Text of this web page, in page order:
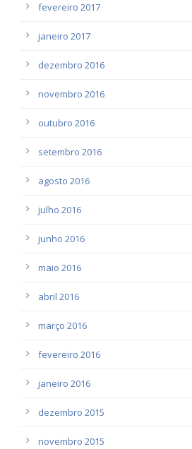
fevereiro 2017
janeiro 2017
dezembro 2016
novembro 2016
outubro 2016
setembro 2016
agosto 2016
julho 2016
junho 2016
maio 2016
abril 2016
março 2016
fevereiro 2016
janeiro 2016
dezembro 2015
novembro 2015